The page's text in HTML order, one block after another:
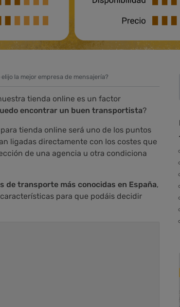
la mejor empresa de mensajería?
tienda online es un factor
encontrar un buen transportista?
para tienda online será uno de los puntos
ligadas directamente con los costes que
de una agencia u otra condiciona
de transporte más conocidas en España,
para que podáis decidir